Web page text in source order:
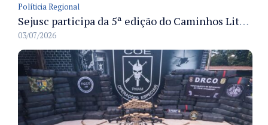
Políticia Regional
Sejusc participa da 5ª edição do Caminhos Literários com foco na cultura hip-hop nas unidades socioeducativas
03/07/2026